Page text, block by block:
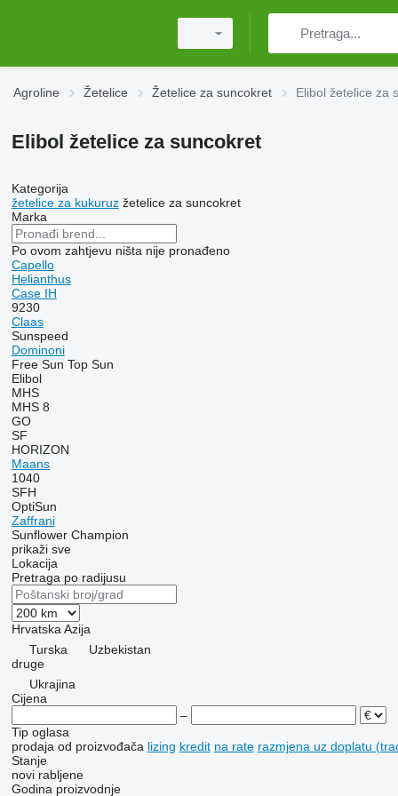
Agroline Žetelice Žetelice za suncokret Elibol žetelice za
Elibol žetelice za suncokret
Kategorija
žetelice za kukuruz žetelice za suncokret
Marka
Po ovom zahtjevu ništa nije pronađeno
Capello
Helianthus
Case IH
9230
Claas
Sunspeed
Dominoni
Free Sun Top Sun
Elibol
MHS
MHS 8
GO
SF
HORIZON
Maans
1040
SFH
OptiSun
Zaffrani
Sunflower Champion
prikaži sve
Lokacija
Pretraga po radijusu
Hrvatska Azija
Turska
Uzbekistan
druge
Ukrajina
Cijena
–
Tip oglasa
prodaja od proizvođača lizing kredit na rate razmjena uz doplatu
Stanje
novi rabljene
Godina proizvodnje